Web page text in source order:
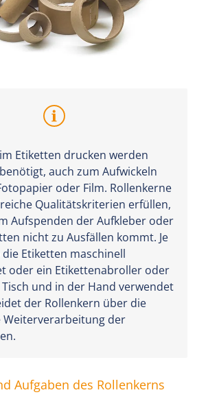
Etiketten drucken werden
auch zum Aufwickeln
oder Film. Rollenkerne
Qualitätskriterien erfüllen,
Aufspenden der Aufkleber oder
nicht zu Ausfällen kommt. Je
Etiketten maschinell
oder ein Etikettenabroller oder
und in der Hand verwendet
der Rollenkern über die
der
Aufgaben des Rollenkerns